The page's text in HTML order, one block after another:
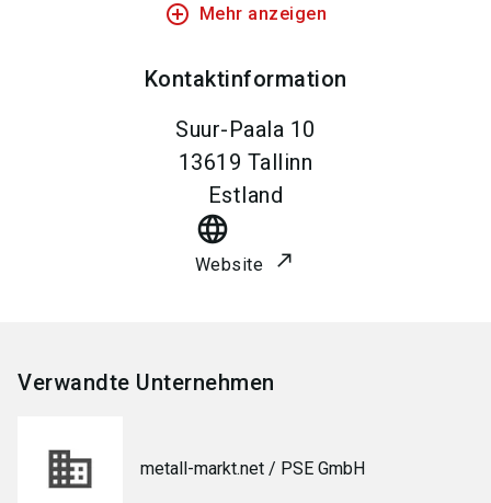
add_circle_outline Mehr anzeigen
Kontaktinformation
Suur-Paala 10
13619 Tallinn
Estland
language
Website
Verwandte Unternehmen
metall-markt.net / PSE GmbH